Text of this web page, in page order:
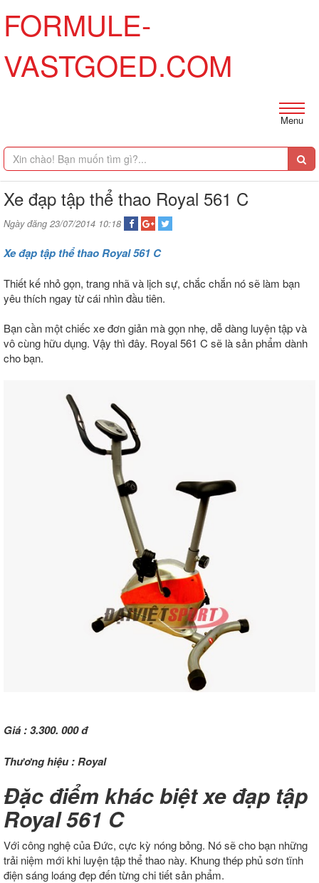
FORMULE-
VASTGOED.COM
Menu
Xe đạp tập thể thao Royal 561 C
Ngày đăng 23/07/2014 10:18
Xe đạp tập thể thao Royal 561 C
Thiết kế nhỏ gọn, trang nhã và lịch sự, chắc chắn nó sẽ làm bạn
yêu thích ngay từ cái nhìn đầu tiên.
Bạn cần một chiếc xe đơn giản mà gọn nhẹ, dễ dàng luyện tập và
vô cùng hữu dụng. Vậy thì đây. Royal 561 C sẽ là sản phẩm dành
cho bạn.
Giá :3.300. 000 đ
Thương hiệu :Royal
Đặc điểm khác biệt xe đạp tập
Royal 561 C
Với công nghệ của Đức, cực kỳ nóng bỏng. Nó sẽ cho bạn những
trải niệm mới khi luyện tập thể thao này. Khung thép phủ sơn tĩnh
điện sáng loáng đẹp đến từng chi tiết sản phẩm.